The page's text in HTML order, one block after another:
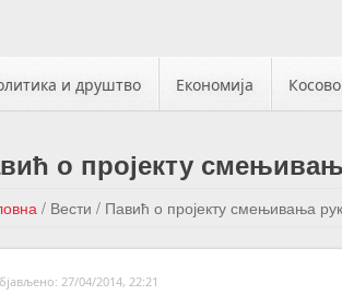
и друштво Економија
о пројекту
/ Вести / Павић о пројекту смењивања
27/04/2014, 22:21